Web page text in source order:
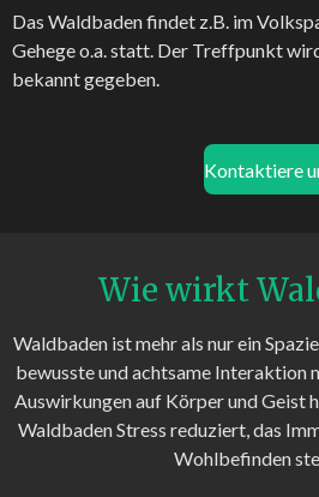
Das Waldbaden findet z.B. im
Gehege o.a. statt. Der Treffpunkt
bekannt gegeben.
Kontaktiere
Wie wirkt
Waldbaden ist mehr als nur ein
bewusste und achtsame Interaktion
Auswirkungen auf Körper und Geist
Waldbaden Stress reduziert, das
Wohlbefinden